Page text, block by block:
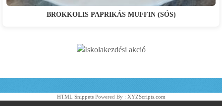
BROKKOLIS PAPRIKÁS MUFFIN (SÓS)
HTML SnippetsPowered By : XYZScripts.com